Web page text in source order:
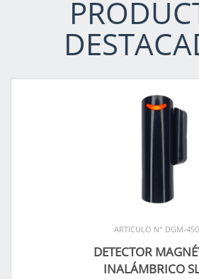
ARTICULO N° DGM-
DETECTOR
INALÁMBRICO